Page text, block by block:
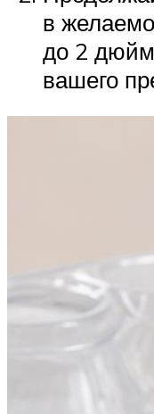
в
до 2
вашего